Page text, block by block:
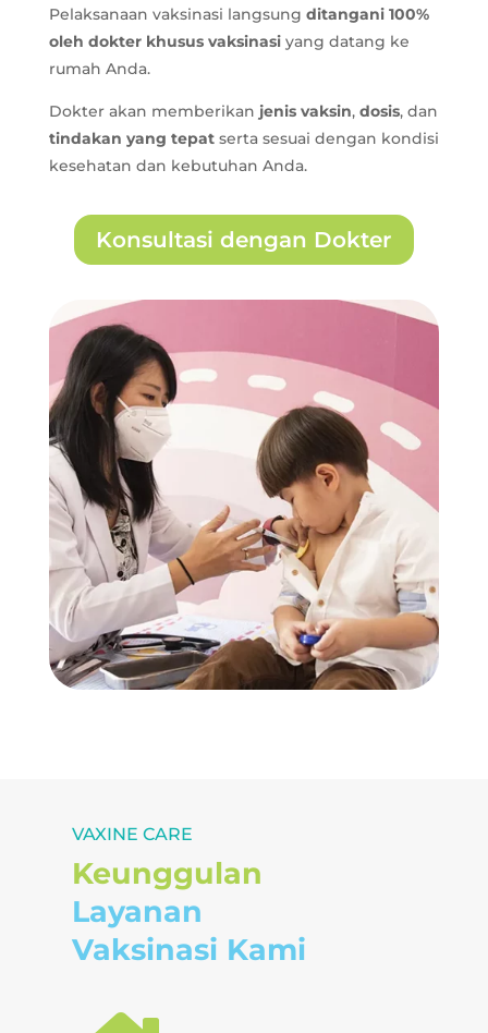
Pelaksanaan vaksinasi langsung ditangani 100%
oleh dokter khusus vaksinasiyang datang ke
rumah Anda.
Dokter akan memberikan jenis vaksin, dosis, dan
tindakan yang tepatserta sesuai dengan kondisi
kesehatan dan kebutuhan Anda.
Konsultasi dengan Dokter
VAXINE CARE
Keunggulan
Layanan
Vaksinasi Kami